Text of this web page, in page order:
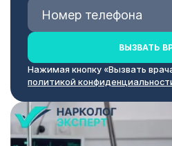
ВЫЗВАТЬ
Нажимая кнопку «Вызвать
политикой